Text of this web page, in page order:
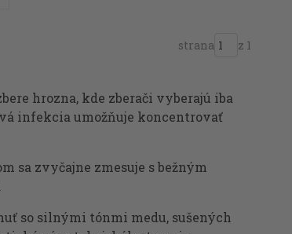
strana z 1
hrozna, kde zberači vyberajú iba
infekcia umožňuje koncentrovať
sa zvyčajne zmesuje s bežným
so silnými tónmi medu, sušených